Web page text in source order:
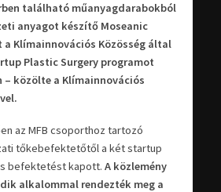
található műanyagdarabokból
anyagot készítő Moseanic
Klímainnovációs Közösség által
Plastic Surgery programot
– közölte a Klímainnovációs
az MFB csoporthoz tartozó
tőkebefektetőtől a két startup
befektetést kapott. A közlemény
alkalommal rendezték meg a